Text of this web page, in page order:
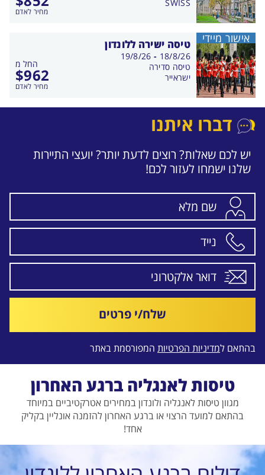
מחיר לאדם
SWISS
טיסה ישירה ללונדון
החל מ
$962
מחיר לאדם
בין
התאריכים,
18/8/26
-
19/8/26
טיסה סדירה
ישראייר
אישור מיידי
דברו איתנו
יש לכם שאלות? רוצים לדעת יותר? יועצי התיירות
שלנו ישמחו לעזור לכם!
שלח/י פרטים
בהתאם למדיניות הפרטיות המפורסמת באתר
טיסות לאנגליה ברגע האחרון
מגוון טיסות לאנגליה ולונדון במחירים אטרקטיביים במיוחד
בהתאם למועד הרצוי או ברגע האחרון להזמנה אונליין בקליק
אחד!